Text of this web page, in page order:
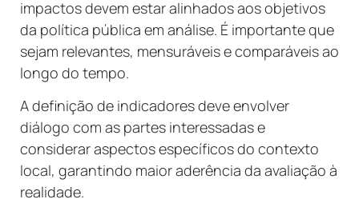
impactos devem estar alinhados aos objetivos
da política pública em análise. É importante que
sejam relevantes, mensuráveis e comparáveis ao
longo do tempo.
A definição de indicadores deve envolver
diálogo com as partes interessadas e
considerar aspectos específicos do contexto
local, garantindo maior aderência da avaliação à
realidade.